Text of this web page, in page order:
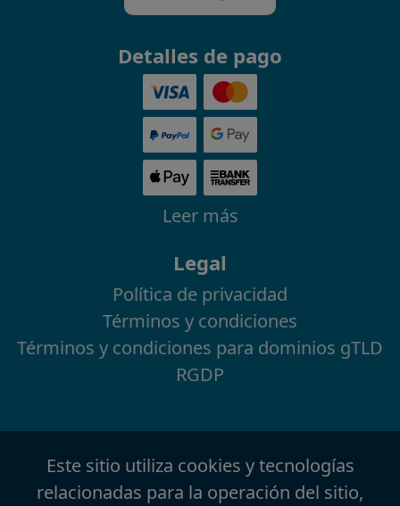
Detalles de pago
Leer más
Legal
Política de privacidad
Términos y condiciones
Términos y condiciones para dominios gTLD
RGDP
Este sitio utiliza cookies y tecnologías
relacionadas para la operación del sitio,